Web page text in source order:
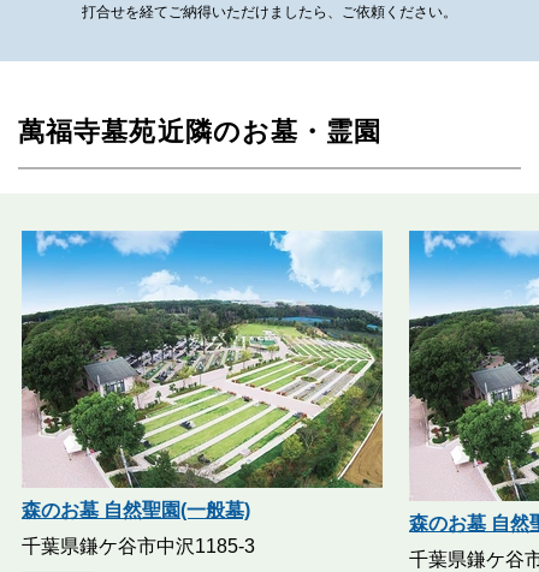
打合せを経てご納得いただけましたら、ご依頼ください。
萬福寺墓苑近隣のお墓・霊園
森のお墓 自然聖園(一般墓)
千葉県鎌ケ谷市中沢1185-3
森のお墓 自然
千葉県鎌ケ谷